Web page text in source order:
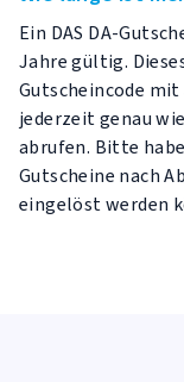
Ein DAS DA-
Jahre gültig.
Gutscheincode mit
jederzeit genau
abrufen. Bitte
Gutscheine nach
eingelöst werden